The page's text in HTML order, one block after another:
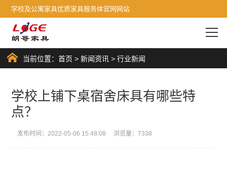
学校及公寓家具优质家具服务体官网网站
当前位置：首页 >新闻资讯 >行业新闻
学校上铺下桌宿舍床具有哪些特
点？
发布时间：2022-05-06 15:48:08 浏览量：7338